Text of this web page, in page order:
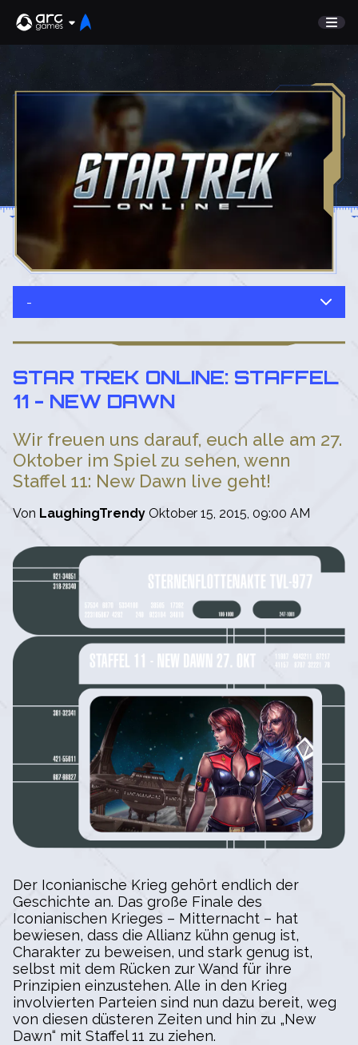
Undiscovered
NEUIGKEITEN
KUNDENSERVICE
TESTSERVER
English
Deutsch
-
STAR TREK ONLINE: STAFFEL
11 - NEW DAWN
Wir freuen uns darauf, euch alle am 27.
Oktober im Spiel zu sehen, wenn
Staffel 11: New Dawn live geht!
Von LaughingTrendy Oktober 15, 2015, 09:00 AM
Der Iconianische Krieg gehört endlich der
Geschichte an. Das große Finale des
Iconianischen Krieges – Mitternacht – hat
bewiesen, dass die Allianz kühn genug ist,
Charakter zu beweisen, und stark genug ist,
selbst mit dem Rücken zur Wand für ihre
Prinzipien einzustehen. Alle in den Krieg
involvierten Parteien sind nun dazu bereit, weg
von diesen düsteren Zeiten und hin zu „New
Dawn“ mit Staffel 11 zu ziehen.